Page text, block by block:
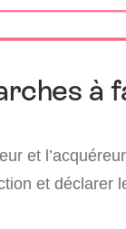
à
et
et déclarer